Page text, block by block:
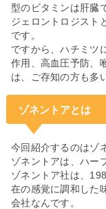
型のビタミンは肝臓
ジェロントロジスト
です。
ですから、ハチミツ
作用、高血圧予防、
は、ご存知の方も多
ゾネントアとは
今回紹介するのはゾ
ゾネントアは、ハー
ゾネントア社は、
在の感覚に調和した
会社なんです。